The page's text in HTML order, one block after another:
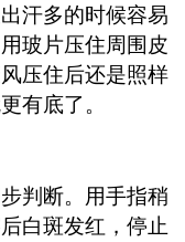
汗多的时候容易
玻片压住周围皮
压住后还是照样
有底了。
判断。用手指稍
白斑发红，停止